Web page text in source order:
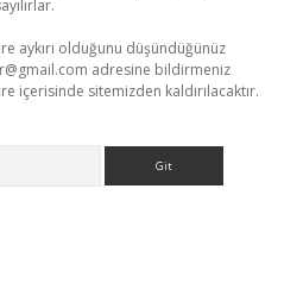
aykırı olduğunu düşündüğünüz
adresine bildirmeniz
içerisinde sitemizden kaldırılacaktır.